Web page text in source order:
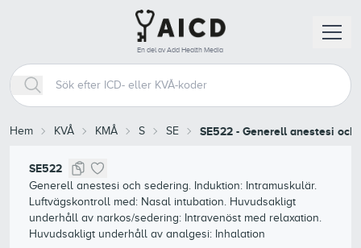
En del av Add Health Media
Hem KVÅ KMÅ S SE SE522 - Generell anestesi
SE522
Generell anestesi och sedering. Induktion: Intramuskulär.
Luftvägskontroll med: Nasal intubation. Huvudsakligt
underhåll av narkos/sedering: Intravenöst med relaxation.
Huvudsakligt underhåll av analgesi: Inhalation